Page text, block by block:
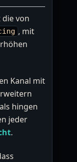
von
, mit
Kanal mit
hingen
jeder
.